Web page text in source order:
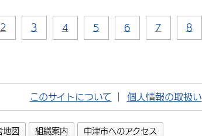
2 3 4 5 6 7 8
このサイトについて 個人情報の取扱い
地図 組織案内 中津市へのアクセス